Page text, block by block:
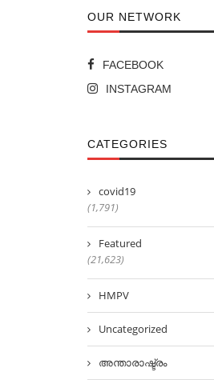
OUR NETWORK
FACEBOOK
INSTAGRAM
CATEGORIES
covid19
(1,791)
Featured
(21,623)
HMPV
Uncategorized
അന്താരാഷ്ട്രം